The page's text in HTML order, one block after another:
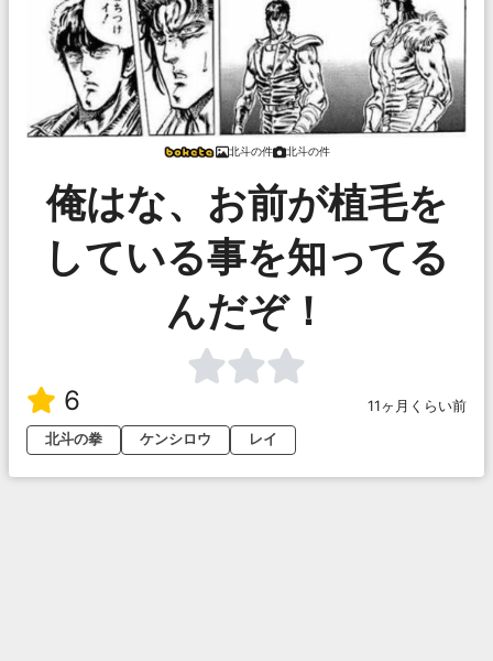
北斗の件 北斗の件
俺はな、お前が植毛を
している事を知ってる
んだぞ！
6
11ヶ月くらい前
北斗の拳
ケンシロウ レイ